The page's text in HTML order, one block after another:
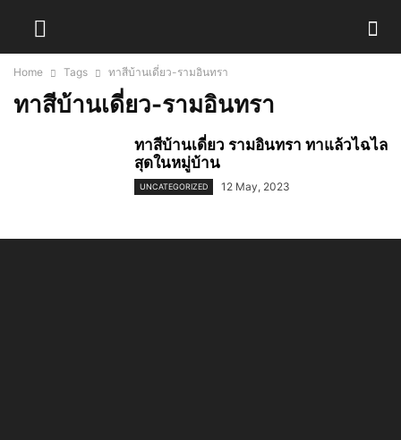
Home Tags ทาสีบ้านเดี่ยว-รามอินทรา
ทาสีบ้านเดี่ยว-รามอินทรา
ทาสีบ้านเดี่ยว รามอินทรา ทาแล้วไฉไล
สุดในหมู่บ้าน
UNCATEGORIZED 12 May, 2023